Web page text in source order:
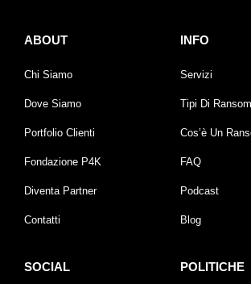
ABOUT
Chi Siamo
Dove Siamo
Portfolio Clienti
Fondazione P4K
Diventa Partner
Contatti
INFO
Servizi
Tipi Di
Cos’è Un
FAQ
Podcast
Blog
SOCIAL POLITICHE